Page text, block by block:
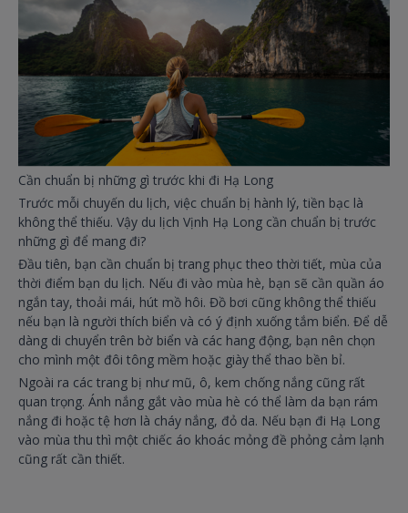
Cần chuẩn bị những gì trước khi đi Hạ Long
Trước mỗi chuyến du lịch, việc chuẩn bị hành lý, tiền bạc là
không thể thiếu. Vậy du lịch Vịnh Hạ Long cần chuẩn bị trước
những gì để mang đi?
Đầu tiên, bạn cần chuẩn bị trang phục theo thời tiết, mùa của
thời điểm bạn du lịch. Nếu đi vào mùa hè, bạn sẽ cần quần áo
ngắn tay, thoải mái, hút mồ hôi. Đồ bơi cũng không thể thiếu
nếu bạn là người thích biển và có ý định xuống tắm biển. Để dễ
dàng di chuyển trên bờ biển và các hang động, bạn nên chọn
cho mình một đôi tông mềm hoặc giày thể thao bền bỉ.
Ngoài ra các trang bị như mũ, ô, kem chống nắng cũng rất
quan trọng. Ánh nắng gắt vào mùa hè có thể làm da bạn rám
nắng đi hoặc tệ hơn là cháy nắng, đỏ da. Nếu bạn đi Hạ Long
vào mùa thu thì một chiếc áo khoác mỏng đề phỏng cảm lạnh
cũng rất cần thiết.